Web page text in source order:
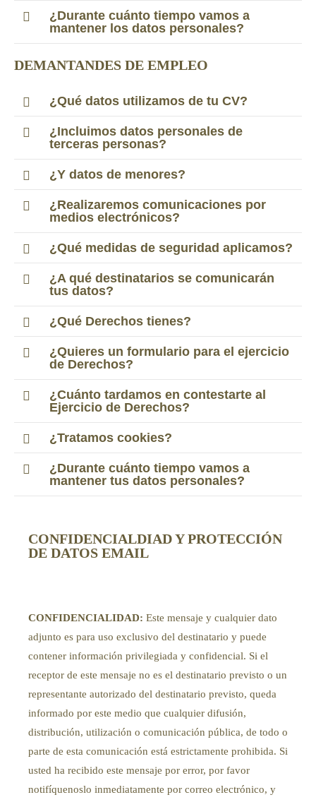
¿Durante cuánto tiempo vamos a
mantener los datos personales?
DEMANTANDES DE EMPLEO
¿Qué datos utilizamos de tu CV?
¿Incluimos datos personales de
terceras personas?
¿Y datos de menores?
¿Realizaremos comunicaciones por
medios electrónicos?
¿Qué medidas de seguridad aplicamos?
¿A qué destinatarios se comunicarán
tus datos?
¿Qué Derechos tienes?
¿Quieres un formulario para el ejercicio
de Derechos?
¿Cuánto tardamos en contestarte al
Ejercicio de Derechos?
¿Tratamos cookies?
¿Durante cuánto tiempo vamos a
mantener tus datos personales?
CONFIDENCIALDIAD Y PROTECCIÓN
DE DATOS EMAIL
CONFIDENCIALIDAD: Este mensaje y cualquier dato
adjunto es para uso exclusivo del destinatario y puede
contener información privilegiada y confidencial. Si el
receptor de este mensaje no es el destinatario previsto o un
representante autorizado del destinatario previsto, queda
informado por este medio que cualquier difusión,
distribución, utilización o comunicación pública, de todo o
parte de esta comunicación está estrictamente prohibida. Si
usted ha recibido este mensaje por error, por favor
notifíquenoslo inmediatamente por correo electrónico, y